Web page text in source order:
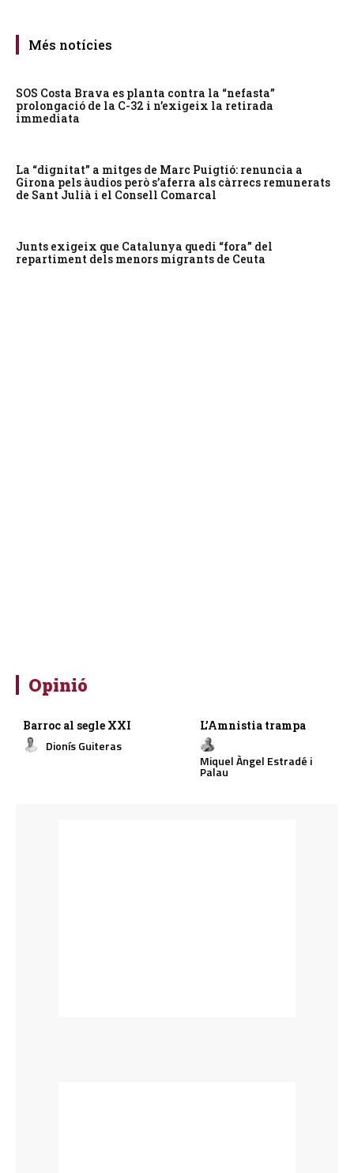
Més notícies
SOS Costa Brava es planta contra la “nefasta”
prolongació de la C-32 i n’exigeix la retirada
immediata
La “dignitat” a mitges de Marc Puigtió: renuncia a
Girona pels àudios però s’aferra als càrrecs remunerats
de Sant Julià i el Consell Comarcal
Junts exigeix que Catalunya quedi “fora” del
repartiment dels menors migrants de Ceuta
Opinió
Barroc al segle XXI
Dionís Guiteras
L’Amnistia trampa
Miquel Àngel Estradé i
Palau